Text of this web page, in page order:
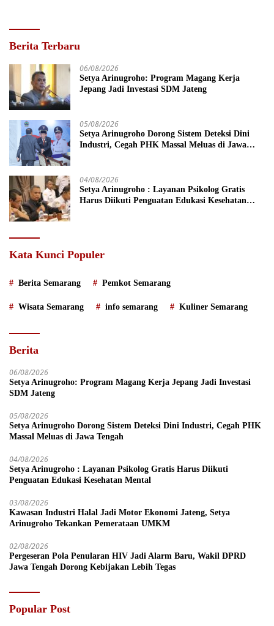
Berita Terbaru
06/08/2026
Setya Arinugroho: Program Magang Kerja
Jepang Jadi Investasi SDM Jateng
05/08/2026
Setya Arinugroho Dorong Sistem Deteksi Dini
Industri, Cegah PHK Massal Meluas di Jawa
04/08/2026
Setya Arinugroho : Layanan Psikolog Gratis
Harus Diikuti Penguatan Edukasi Kesehatan
Kata Kunci Populer
Berita Semarang Pemkot Semarang
Wisata Semarang info semarang Kuliner Semarang
Berita
06/08/2026
Setya Arinugroho: Program Magang Kerja Jepang Jadi Investasi
SDM Jateng
05/08/2026
Setya Arinugroho Dorong Sistem Deteksi Dini Industri, Cegah PHK
Massal Meluas di Jawa Tengah
04/08/2026
Setya Arinugroho : Layanan Psikolog Gratis Harus Diikuti
Penguatan Edukasi Kesehatan Mental
03/08/2026
Kawasan Industri Halal Jadi Motor Ekonomi Jateng, Setya
Arinugroho Tekankan Pemerataan UMKM
02/08/2026
Pergeseran Pola Penularan HIV Jadi Alarm Baru, Wakil DPRD
Jawa Tengah Dorong Kebijakan Lebih Tegas
Popular Post